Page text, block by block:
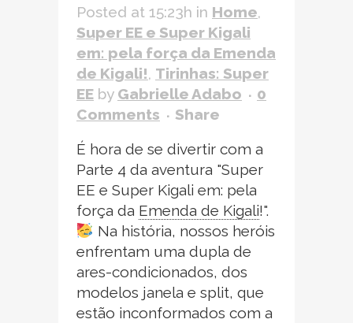
Posted at 15:23h in Home,
Super EE e Super Kigali
em: pela força da Emenda
de Kigali!, Tirinhas: Super
EE by Gabrielle Adabo
0
Comments
Share
É hora de se divertir com a
Parte 4 da aventura "Super
EE e Super Kigali em: pela
força da Emenda de Kigali!".
Na história, nossos heróis
enfrentam uma dupla de
ares-condicionados, dos
modelos janela e split, que
estão inconformados com a